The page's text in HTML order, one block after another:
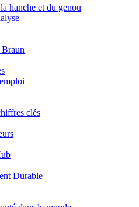
Contactez-nous.
hanche et du genou
clés
Durable